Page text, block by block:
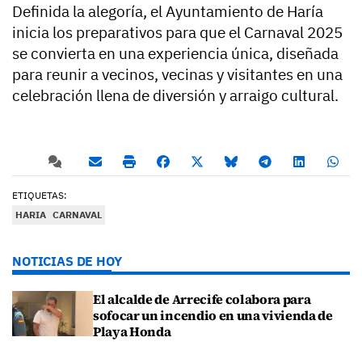
Definida la alegoría, el Ayuntamiento de Haría
inicia los preparativos para que el Carnaval 2025
se convierta en una experiencia única, diseñada
para reunir a vecinos, vecinas y visitantes en una
celebración llena de diversión y arraigo cultural.
ETIQUETAS:
HARIA CARNAVAL
NOTICIAS DE HOY
El alcalde de Arrecife colabora para
sofocar un incendio en una vivienda de
Playa Honda